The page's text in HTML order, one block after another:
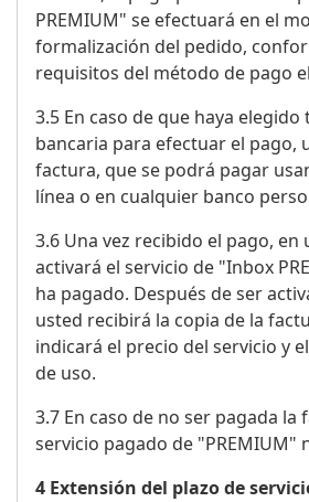
PREMIUM" se efectuará en el
formalización del pedido,
requisitos del método de pago
3.5 En caso de que haya
bancaria para efectuar el pago,
factura, que se podrá pagar
línea o en cualquier banco
3.6 Una vez recibido el pago, en
activará el servicio de "Inbox
ha pagado. Después de ser
usted recibirá la copia de la
indicará el precio del servicio y
de uso.
3.7 En caso de no ser pagada la
servicio pagado de "PREMIUM"
4 Extensión del plazo de